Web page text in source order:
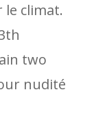
le climat.
two
nudité